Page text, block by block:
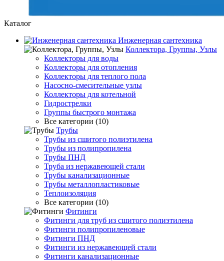
Каталог
Инженерная сантехника
Коллектора, Группы, Узлы
Коллекторы для воды
Коллекторы для отопления
Коллекторы для теплого пола
Насосно-смесительные узлы
Коллекторы для котельной
Гидрострелки
Группы быстрого монтажа
Все категории (10)
Трубы
Трубы из сшитого полиэтилена
Трубы из полипропилена
Трубы ПНД
Труба из нержавеющей стали
Трубы канализационные
Трубы металлопластиковые
Теплоизоляция
Все категории (10)
Фитинги
Фитинги для труб из сшитого полиэтилена
Фитинги полипропиленовые
Фитинги ПНД
Фитинги из нержавеющей стали
Фитинги канализационные